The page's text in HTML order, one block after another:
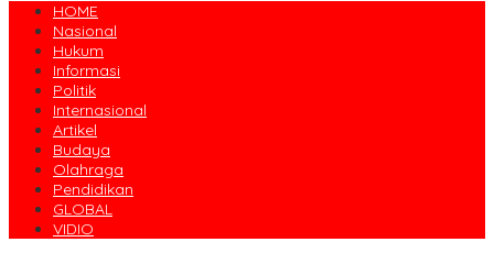
HOME
Nasional
Hukum
Informasi
Politik
Internasional
Artikel
Budaya
Olahraga
Pendidikan
GLOBAL
VIDIO